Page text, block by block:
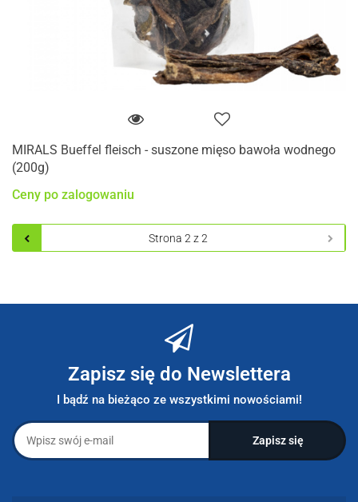
MIRALS Bueffel fleisch - suszone mięso bawoła wodnego
(200g)
Ceny po zalogowaniu
Zapisz się do Newslettera
I bądź na bieżąco ze wszystkimi nowościami!